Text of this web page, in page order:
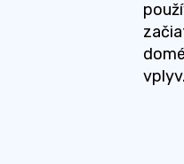
vplyv.